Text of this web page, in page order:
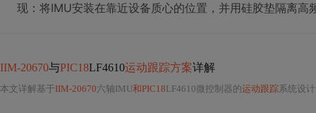
现：将IMU安装在靠近设备质心的位置，并用硅胶垫隔离高
IIM-20670与PIC18LF4610运动跟踪方案详解
本文详解基于IIM-20670 六轴IMU和PIC18LF4610微控制器的运动跟踪系统设计，涵盖硬件接口（SPI Mode 3配置、